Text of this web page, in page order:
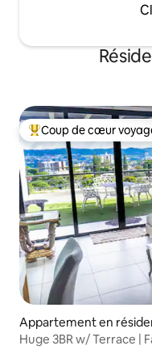
Coups de cœur
Coup de cœur
Appartement en
Huge 3BR w/ Terrace |